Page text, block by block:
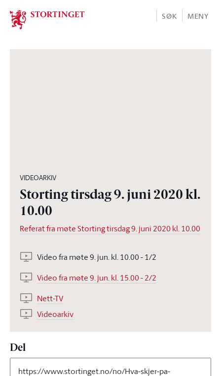
Stortinget.no
SØK MENY
VIDEOARKIV
Storting tirsdag 9. juni 2020 kl.
10.00
Referat fra møte Storting tirsdag 9. juni 2020 kl. 10.00
Video fra møte 9. jun. kl. 10.00 - 1/2
Video fra møte 9. jun. kl. 15.00 - 2/2
Nett-TV
Videoarkiv
Del